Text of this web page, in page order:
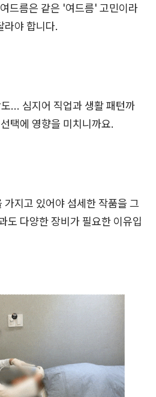
드름은 같은 '여드름' 고민이라
라야 합니다.
... 심지어 직업과 생활 패턴까
택에 영향을 미치니까요.
가지고 있어야 섬세한 작품을 그
도 다양한 장비가 필요한 이유입